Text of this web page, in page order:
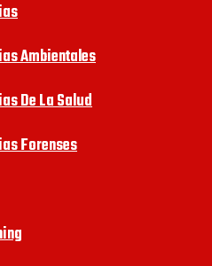
Ambientales
De La Salud
Forenses